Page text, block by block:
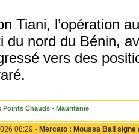
Tiani, l’opération
du nord du Bénin,
vers des
Points Chauds - Mauritanie
08:29 - Mercato : Moussa Ball signe